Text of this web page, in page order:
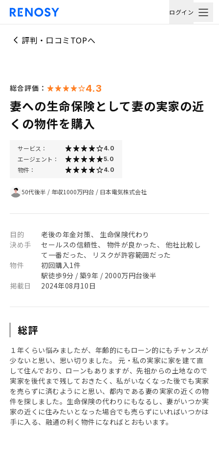
ログイン
評判・口コミTOPへ
総合評価： 4.3
妻への生命保険として妻の実家の近
くの物件を購入
サービス： 4.0
エージェント： 5.0
物件： 4.0
50代後半 / 年収1000万円台 / 日本電気株式会社
目的
老後の年金対策、 生命保険代わり
決め手
セールスの信頼性、 物件が良かった、 他社比較し
て一番だった、 リスクが許容範囲だった
物件
初回購入1件
駅徒歩9分 / 築9年 / 2000万円台後半
掲載日
2024年08月10日
総評
１年くらい悩みましたが、年齢的にもローン的にもチャンスが
少ないと思い、思い切りました。 元・私の実家に家を建て直
して住んでおり、ローンもありますが、先祖からの土地なので
実家を後代まで残しておきたく、私がいなくなった後でも実家
を売らずに済むようにと思い、都内である妻の実家の近くの物
件を探しました。生命保険の代わりにもなるし、妻がいつか実
家の近くに住みたいとなった場合でも売らずにいればいつかは
手に入る、融通の利く物件になればとおもいます。